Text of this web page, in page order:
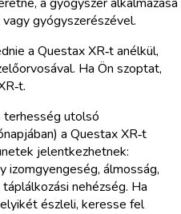
gyógyszerészével.
a Questax XR‑t anélkül,
Ha Ön szoptat,
terhesség utolsó
a Questax XR‑t
jelentkezhetnek:
izomgyengeség, álmosság,
nehézség. Ha
észleli, keresse fel